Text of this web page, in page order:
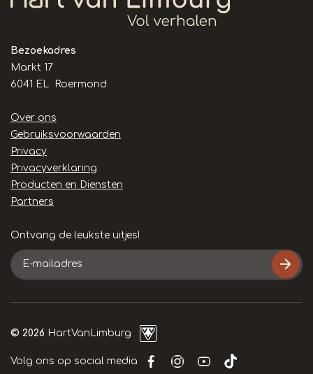
Bezoekadres
Markt 17
6041 EL Roermond
Handige
links
Over ons
Gebruiksvoorwaarden
Privacy
Privacyverklaring
Producten en Diensten
Partners
Ontvang de leukste uitjes!
E-
mailadres
© 2026 HartVanLimburg
Volg ons op social media